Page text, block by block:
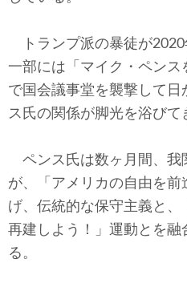
トランプ派の暴徒が2020
一部には「マイク・ペン
で国会議事堂を襲撃して
ス氏の関係が脚光を浴びて
ペンス氏は数ヶ月間、我
が、「アメリカの自由を前
げ、伝統的な保守主義と、
再建しよう！」運動とを融
る。